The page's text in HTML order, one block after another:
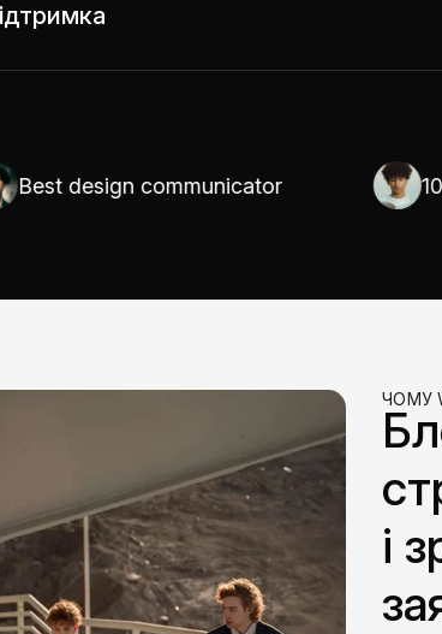
design communicator 10/10
ЧОМУ
і